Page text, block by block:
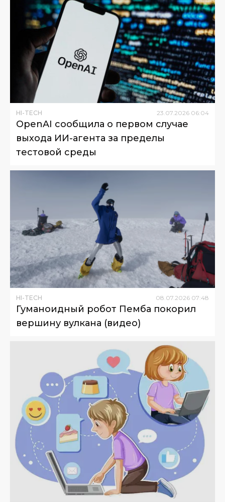
HI-TECH 23 07 2026 06:04
OpenAI сообщила о первом случае
выхода ИИ-агента за пределы
тестовой среды
HI-TECH 08.07.2026 07:48
Гуманоидный робот Пемба покорил
вершину вулкана (видео)